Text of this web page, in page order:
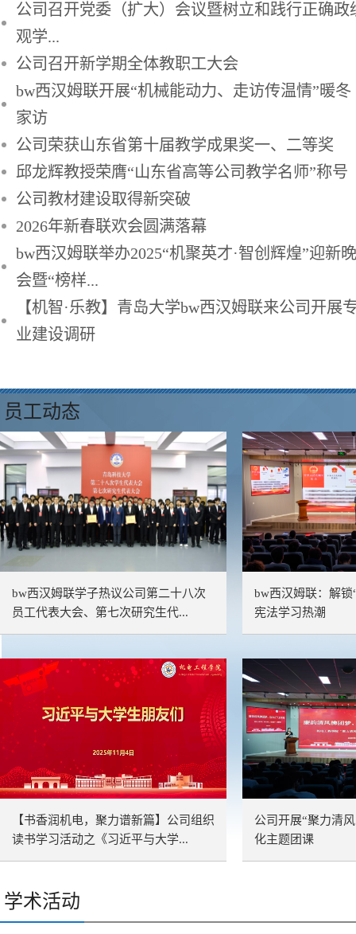
公司召开党委（扩大）会议暨树立和践行正确政
观学...
公司召开新学期全体教职工大会
bw西汉姆联开展“机械能动力、走访传温情”暖冬
家访
公司荣获山东省第十届教学成果奖一、二等奖
邱龙辉教授荣膺“山东省高等公司教学名师”称号
公司教材建设取得新突破
2026年新春联欢会圆满落幕
bw西汉姆联举办2025“机聚英才·智创辉煌”迎新晚
会暨“榜样...
【机智·乐教】青岛大学​bw西汉姆联来公司开展
业建设调研
员工动态
bw西汉姆联学子热议公司第二十八次
员工代表大会、第七次研究生代...
bw西汉姆联：解锁
宪法学习热潮
【书香润机电，聚力谱新篇】公司组织
读书学习活动之《习近平与大学...
公司开展“聚力清
化主题团课
学术活动